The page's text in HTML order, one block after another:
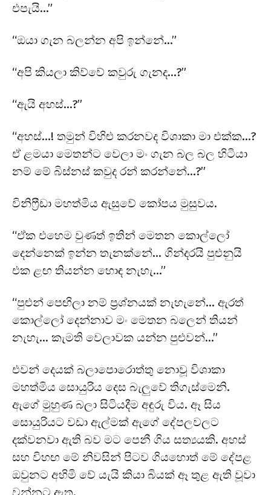
එපැයි…”
“ඔයා ගැන බලන්න අපි ඉන්නේ…”
“අපි කියලා කිව්වේ කවුරු ගැනද…?”
“ඇයි අහස්…?”
“අහස්…! තමුන් විහිළු කරනවද විශාකා මා එක්ක…?
ඒ ළමයා මෙතන්ට වෙලා මං ගැන බල බල හිටියා
නම් මේ බිස්නස් කවුද රන් කරන්නේ…?”
විනිෆ්‍රීඩා මහත්මිය ඇසුවේ කෝපය මුසුවය.
“ඒක එහෙම වුණත් ඉතින් මෙතන කොල්ලෝ
දෙන්නෙක් ඉන්න තැනක්නේ… ගින්දරයි පුළුනුයි
එක ළඟ තියන්න හොඳ නැහැ…”
“පුළුන් පෙඟිලා නම් ප්‍රශ්නයක් නැහැනේ… ඇරත්
කොල්ලෝ දෙන්නාව මං මෙතන බලෙන් තියන්
නැහැ… කැමති වෙලාවක යන්න පුළුවන්…”
එවන් දෙයක් බලාපොරොත්තු නොවූ විශාකා
මහත්මිය සොයුරිය දෙස බැලුවේ තිගැස්මෙනි.
ඇගේ මුහුණ බලා සිටියදීම අඳුරු විය. ඈ සිය
සොයුරියට වඩා ඇල්මක් ඇගේ දේපලවලට
දක්වනවා ඇති බව මට පෙනී ගිය සත්‍යයකි. අහස්
සහ විහඟ මේ නිවසින් පිටව ගියහොත් මේ දේපළ
ඔවුනට අහිමි වේ යැයි කියා බියක් ඈ තුළ ඇති වූවා
වන්නට ඇත.